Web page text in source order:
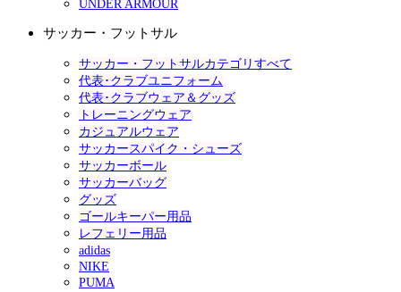
UNDER ARMOUR
サッカー・フットサル
サッカー・フットサルカテゴリすべて
代表･クラブユニフォーム
代表･クラブウェア＆グッズ
トレーニングウェア
カジュアルウェア
サッカースパイク・シューズ
サッカーボール
サッカーバッグ
グッズ
ゴールキーパー用品
レフェリー用品
adidas
NIKE
PUMA